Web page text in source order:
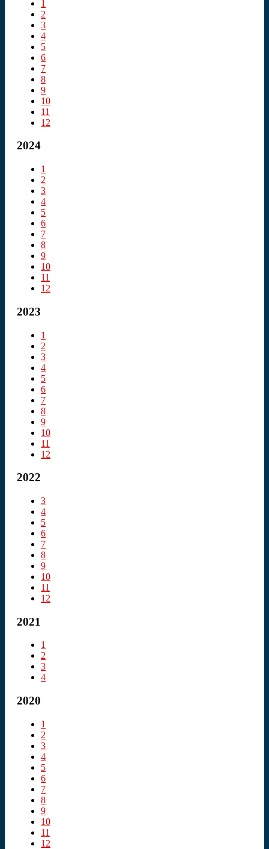
1
2
3
4
5
6
7
8
9
10
11
12
2024
1
2
3
4
5
6
7
8
9
10
11
12
2023
1
2
3
4
5
6
7
8
9
10
11
12
2022
3
4
5
6
7
8
9
10
11
12
2021
1
2
3
4
2020
1
2
3
4
5
6
7
8
9
10
11
12